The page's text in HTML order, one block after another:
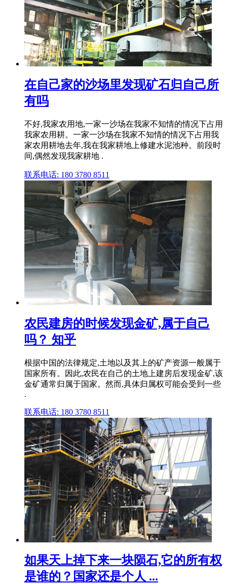
在自己家的沙场里发现矿石归自己所
有吗
不好,我家农用地,一家一沙场在我家不知情的情况下占用
我家农用耕。一家一沙场在我家不知情的情况下占用我
家农用耕地去年,我在我家耕地上修建水泥池种。前段时
间,偶然发现我家耕地 .
联系电话: 180 3780 8511
农民建房的时候发现金矿,属于自己
吗？ 知乎
根据中国的法律规定,土地以及其上的矿产资源一般属于
国家所有。因此,农民在自己的土地上建房后发现金矿,该
金矿通常归属于国家。然而,具体归属权可能会受到一些
.
联系电话: 180 3780 8511
如果天上掉下来一块陨石,它的所有权
是谁的？国家还是个人 ...